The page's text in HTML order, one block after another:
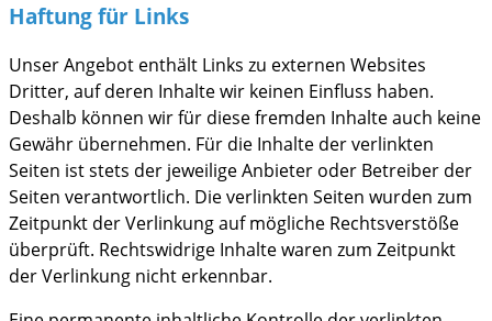
Haftung für Links
Unser Angebot enthält Links zu externen Websites
Dritter, auf deren Inhalte wir keinen Einfluss haben.
Deshalb können wir für diese fremden Inhalte auch keine
Gewähr übernehmen. Für die Inhalte der verlinkten
Seiten ist stets der jeweilige Anbieter oder Betreiber der
Seiten verantwortlich. Die verlinkten Seiten wurden zum
Zeitpunkt der Verlinkung auf mögliche Rechtsverstöße
überprüft. Rechtswidrige Inhalte waren zum Zeitpunkt
der Verlinkung nicht erkennbar.